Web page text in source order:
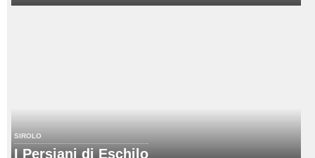
SIROLO
I Persiani di Eschilo